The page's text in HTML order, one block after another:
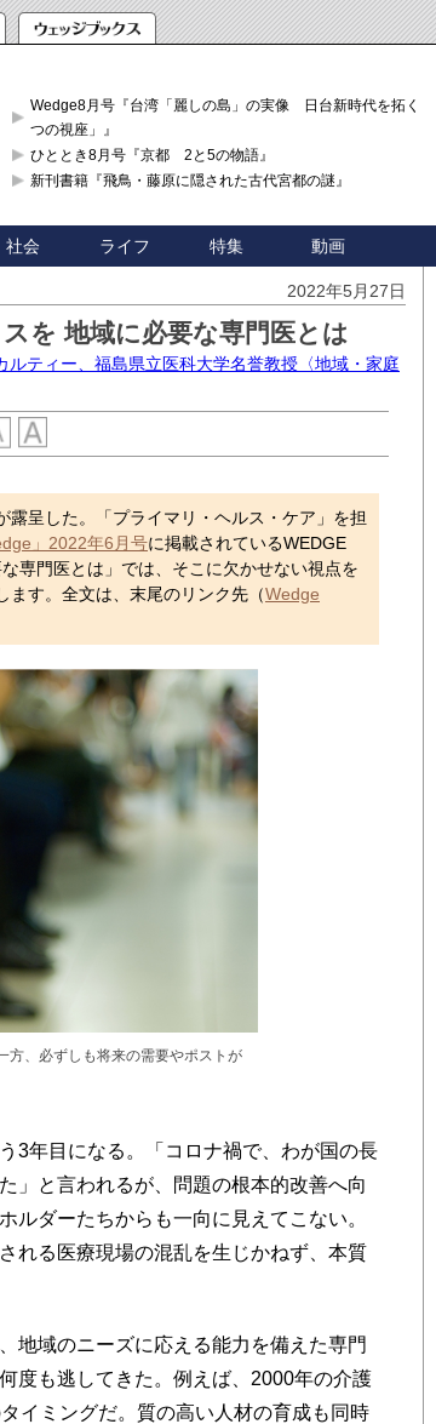
Wedge8月号『台湾「麗しの島」の実像 日台新時代を拓く「3
つの視座」』
ひととき8月号『京都 2と5の物語』
新刊書籍『飛鳥・藤原に隠された古代宮都の謎』
社会 ライフ 特集 動画
2022年5月27日
を 地域に必要な専門医とは
ルティー、福島県立医科大学名誉教授〈地域・家庭
呈した。「プライマリ・ヘルス・ケア」を担
」2022年6月号に掲載されているWEDGE
専門医とは」では、そこに欠かせない視点を
ます。全文は、末尾のリンク先（Wedge
方、必ずしも将来の需要やポストが
3年目になる。「コロナ禍で、わが国の長
」と言われるが、問題の根本的改善へ向
ルダーたちからも一向に見えてこない。
れる医療現場の混乱を生じかねず、本質
地域のニーズに応える能力を備えた専門
度も逃してきた。例えば、2000年の介護
イミングだ。質の高い人材の育成も同時